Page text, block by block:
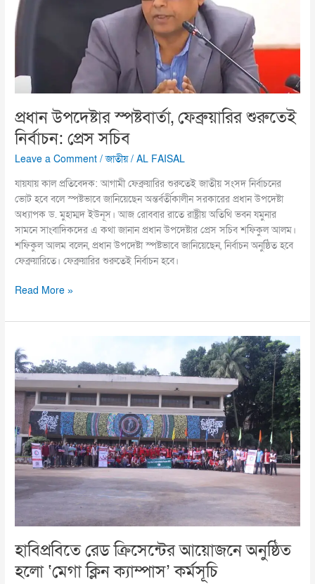
প্রধান উপদেষ্টার স্পষ্টবার্তা, ফেব্রুয়ারির শুরুতেই
নির্বাচন: প্রেস সচিব
Leave a Comment /জাতীয়/AL FAISAL
যায়যায় কাল প্রতিবেদক: আগামী ফেব্রুয়ারির শুরুতেই জাতীয় সংসদ নির্বাচনের
ভোট হবে বলে স্পষ্টভাবে জানিয়েছেন অন্তর্বর্তীকালীন সরকারের প্রধান উপদেষ্টা
অধ্যাপক ড. মুহাম্মদ ইউনূস। আজ রোববার রাতে রাষ্ট্রীয় অতিথি ভবন যমুনার
সামনে সাংবাদিকদের এ কথা জানান প্রধান উপদেষ্টার প্রেস সচিব শফিকুল আলম।
শফিকুল আলম বলেন, প্রধান উপদেষ্টা স্পষ্টভাবে জানিয়েছেন, নির্বাচন অনুষ্ঠিত হবে
ফেব্রুয়ারিতে। ফেব্রুয়ারির শুরুতেই নির্বাচন হবে।
নির্বাচন:
প্রেস
Read More »
হাবিপ্রবিতে রেড ক্রিসেন্টের আয়োজনে অনুষ্ঠিত
হলো ‘মেগা ক্লিন ক্যাম্পাস’ কর্মসূচি
রেড
ক্রিসেন্টের
আয়োজনে
অনুষ্ঠিত
হলো
‘মেগা
ক্লিন
ক্যাম্পাস’
কর্মসূচি